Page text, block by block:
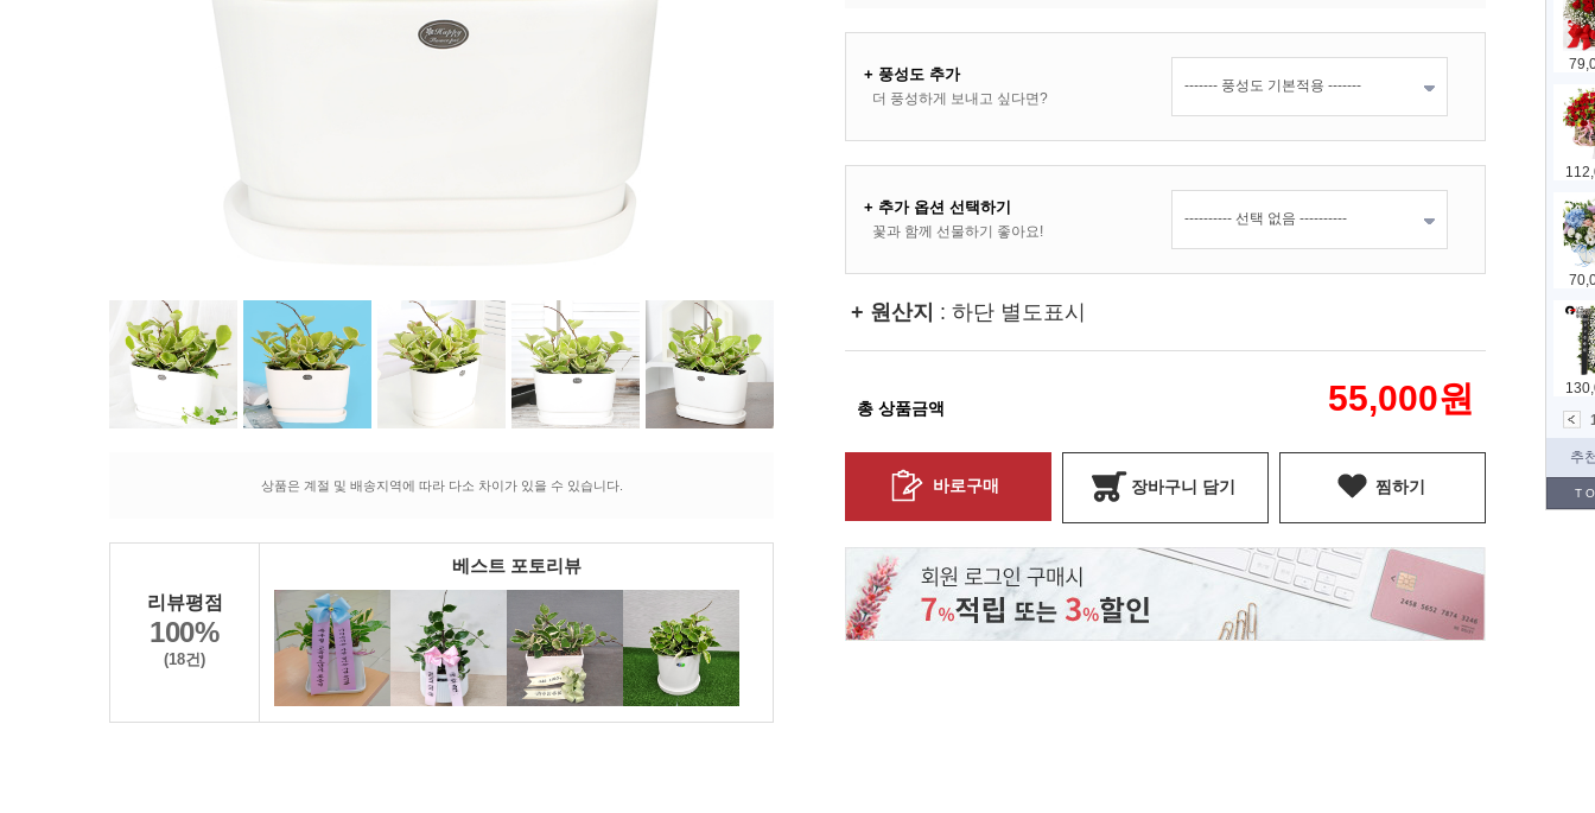
상품은 계절 및 배송지역에 따라 다소 차이가 있을 수 있습니다.
리뷰평점
100%
(18건)
베스트 포토리뷰
+ 풍성도 추가
더 풍성하게 보내고 싶다면?
+ 추가 옵션 선택하기
꽃과 함께 선물하기 좋아요!
+ 원산지 : 하단 별도표시
총 상품금액 55,000원
바로구매 장바구니 담기 찜하기